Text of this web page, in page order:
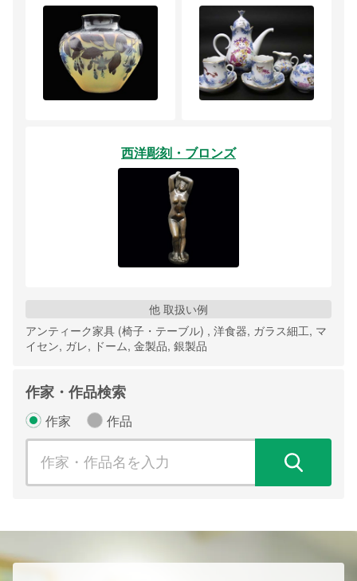
西洋彫刻・ブロンズ
他 取扱い例
アンティーク家具 (椅子・テーブル) , 洋食器, ガラス細工, マ
イセン, ガレ, ドーム, 金製品, 銀製品
作家・作品検索
作家 作品